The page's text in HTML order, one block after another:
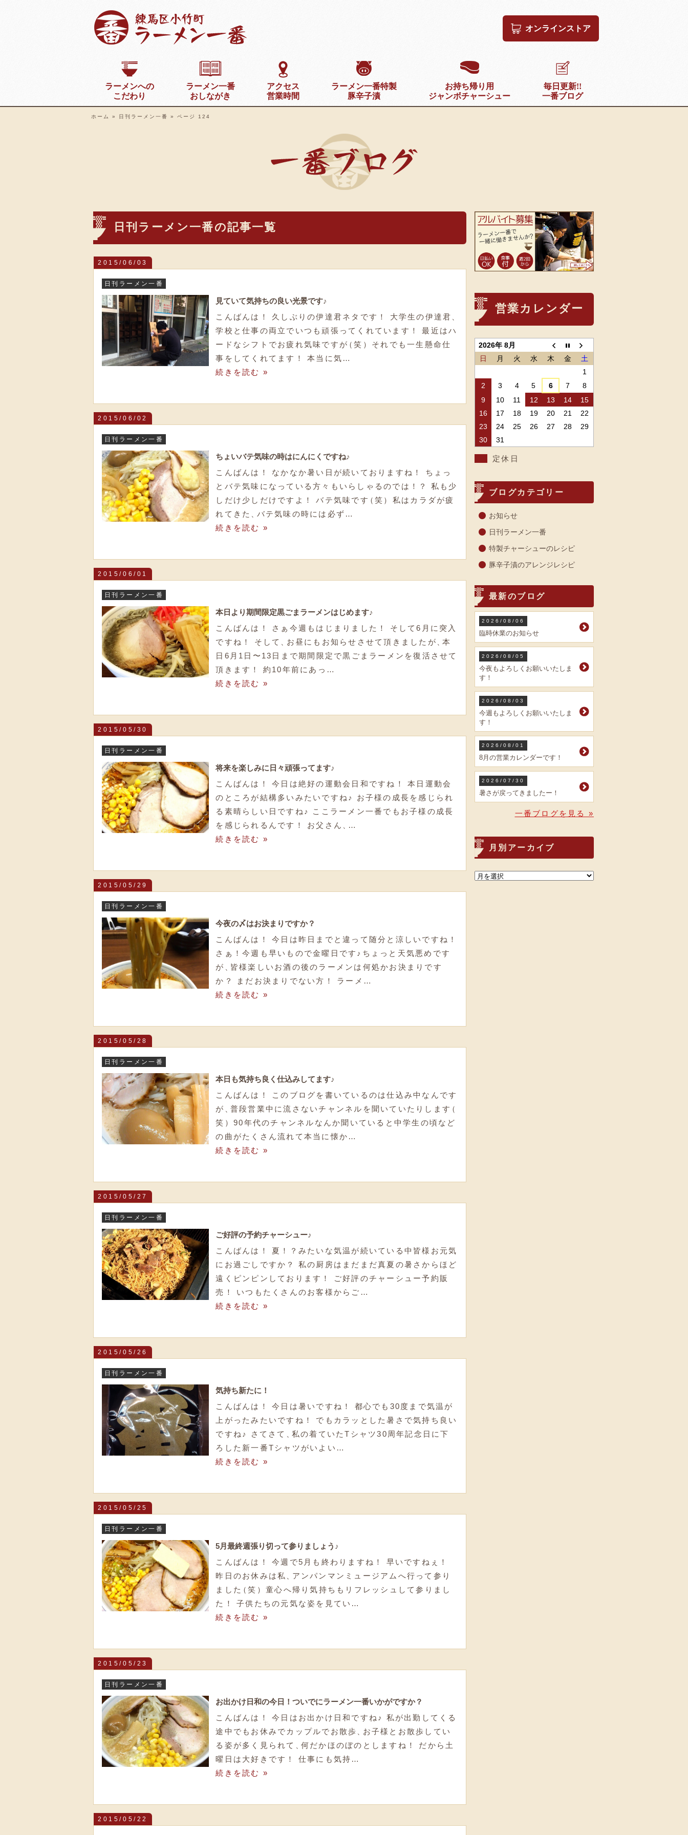
ラーメンへの
こだわり
ラーメン一番
おしながき
アクセス
営業時間
ラーメン一番特製
豚辛子漬
お持ち帰り用
ジャンボチャーシュー
毎日更新!!
一番ブログ
オンラインストア
ホーム » 日刊ラーメン一番 » ページ 124
日刊ラーメン一番の記事一覧
2015/06/03
日刊ラーメン一番
見ていて気持ちの良い光景です♪
こんばんは！ 久しぶりの伊達君ネタです！ 大学生の伊達君
学校と仕事の両立でいつも頑張ってくれています！ 最近はハ
ードなシフトでお疲れ気味ですが（笑 ） それでも一生懸命仕
事をしてくれてます！ 本当に気…
続きを読む »
2015/06/02
日刊ラーメン一番
ちょいバテ気味の時はにんにくですね♪
こんばんは！ なかなか暑い日が続いておりますね！ ちょっ
とバテ気味になっている方々もいらしゃるのでは！？ 私も少
しだけ少しだけですよ！ バテ気味です（笑 ） 私はカラダが疲
れてきた
、バテ気味の時には必ず…
続きを読む »
2015/06/01
日刊ラーメン一番
本日より期間限定黒ごまラーメンはじめます♪
こんばんは！ さぁ今週もはじまりました！ そして6月に突入
ですね！ そして
、お昼にもお知らせさせて頂きましたが 、本
日6月1日〜13日まで期間限定で黒ごまラーメンを復活させて
頂きます！ 約10年前にあっ…
続きを読む »
2015/05/30
日刊ラーメン一番
将来を楽しみに日々頑張ってます♪
こんばんは！ 今日は絶好の運動会日和ですね！ 本日運動会
のところが結構多いみたいですね♪ お子様の成長を感じられ
る素晴らしい日ですね♪ ここラーメン一番でもお子様の成長
を感じられるんです！ お父さん
、…
続きを読む »
2015/05/29
日刊ラーメン一番
今夜の〆はお決まりですか？
こんばんは！ 今日は昨日までと違って随分と涼しいですね！
さぁ！今週も早いもので金曜日です♪ちょっと天気悪めです
が
、皆様楽しいお酒の後のラーメンは何処かお決まりです
か？ まだお決まりでない方！ ラーメ…
続きを読む »
2015/05/28
日刊ラーメン一番
本日も気持ち良く仕込みしてます♪
こんばんは！ このブログを書いているのは仕込み中なんです
が
、普段営業中に流さないチャンネルを聞いていたりします（
笑 ） 90年代のチャンネルなんか聞いていると中学生の頃など
の曲がたくさん流れて本当に懐か…
続きを読む »
2015/05/27
日刊ラーメン一番
ご好評の予約チャーシュー♪
こんばんは！ 夏！？みたいな気温が続いている中皆様お元気
にお過ごしですか？ 私の厨房はまだまだ真夏の暑さからほど
遠くピンピンしております！ ご好評のチャーシュー予約販
売！ いつもたくさんのお客様からご…
続きを読む »
2015/05/26
日刊ラーメン一番
気持ち新たに！
こんばんは！ 今日は暑いですね！ 都心でも30度まで気温が
上がったみたいですね！ でもカラッとした暑さで気持ち良い
ですね♪ さてさて
、私の着ていたTシャツ30周年記念日に下
ろした新一番Tシャツがいよい…
続きを読む »
2015/05/25
日刊ラーメン一番
5月最終週張り切って参りましょう♪
こんばんは！ 今週で5月も終わりますね！ 早いですねぇ！
昨日のお休みは私
、アンパンマンミュージアムへ行って参り
ました（笑 ） 童心へ帰り気持ちもリフレッシュして参りまし
た！ 子供たちの元気な姿を見てい…
続きを読む »
2015/05/23
日刊ラーメン一番
お出かけ日和の今日！ついでにラーメン一番いかがですか？
こんばんは！ 今日はお出かけ日和ですね♪ 私が出勤してくる
途中でもお休みでカップルでお散歩
、お子様とお散歩してい
る姿が多く見られて
、何だかほのぼのとしますね！ だから土
曜日は大好きです！ 仕事にも気持…
続きを読む »
2015/05/22
営業カレンダー
2026年 8月
日
月 火 水 木 金
土
1
2
3 4 5 6 7
8
9
10 11 12 13 14
15
16
17 18 19 20 21
22
23
24 25 26 27 28
29
30
31
定休日
ブログカテゴリー
お知らせ
日刊ラーメン一番
特製チャーシューのレシピ
豚辛子漬のアレンジレシピ
最新のブログ
2026/08/06
臨時休業のお知らせ
2026/08/05
今夜もよろしくお願いいたしま
す！
2026/08/03
今週もよろしくお願いいたしま
す！
2026/08/01
8月の営業カレンダーです！
2026/07/30
暑さが戻ってきましたー！
一番ブログを見る »
月別アーカイブ